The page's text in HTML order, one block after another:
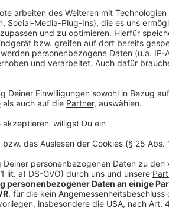
unter der Adresse https://
Möglichkeit der Freitestung.
Gesundheitsamt der StädteRegion
Mail: infektionsschutz@staedteregion-
* Corona-Schutzmaßnahmen:
www.aachen.de/corona. Sie gilt bis
Anpassungen der Corona-
Erleichterungen für die flächenmäßige
Veranstaltungen und Versammlungen
insbesondere zur Rückverfolgung der
herausragendem Anlass wie Jubiläen,
können mit maximal 50 Teilnehmern
Schutzvorkehrungen wieder
Wellnesseinrichtungen und